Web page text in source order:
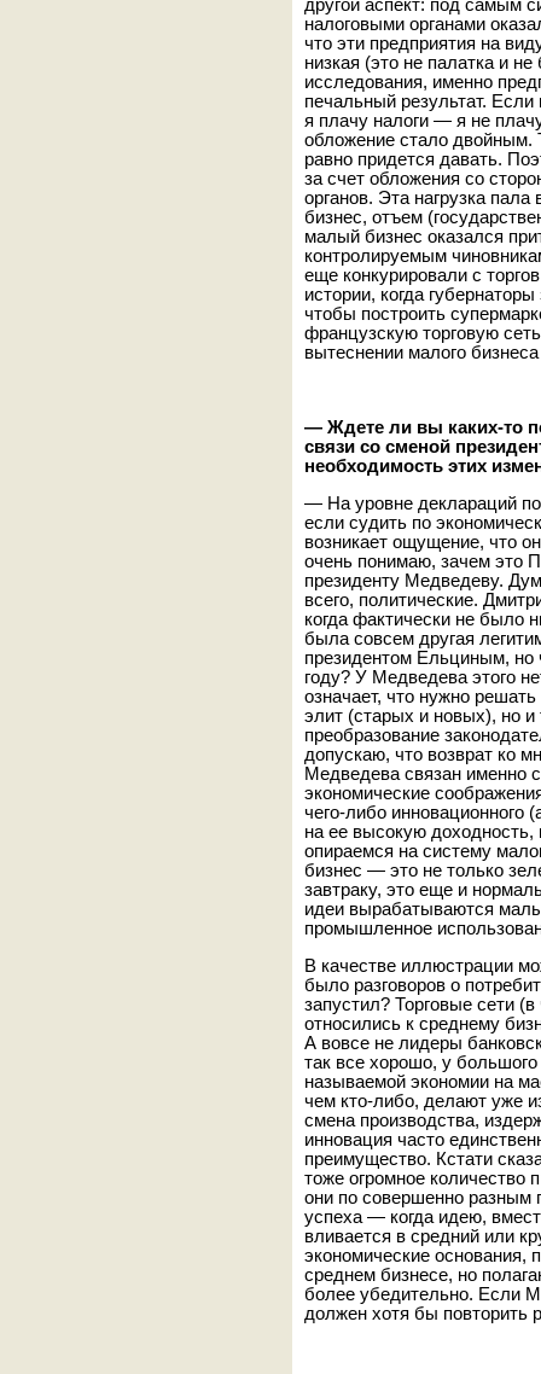
другой аспект: под самым
налоговыми органами
что эти предприятия на
низкая (это не палатка и
исследования, именно
печальный результат.
я плачу налоги — я не
обложение стало двойным.
равно придется давать.
за счет обложения со
органов. Эта нагрузка
бизнес, отъем
малый бизнес оказался
контролируемым
еще конкурировали с
истории, когда
чтобы построить
французскую торговую
вытеснении малого
— Ждете ли вы каких-то
связи со сменой
необходимость этих
— На уровне деклараций
если судить по
возникает ощущение, что
очень понимаю, зачем это
президенту Медведеву.
всего, политические.
когда фактически не было
была совсем другая
президентом Ельциным, но
году? У Медведева этого
означает, что нужно
элит (старых и новых), но и
преобразование
допускаю, что возврат ко
Медведева связан именно
экономические
чего-либо инновационного
на ее высокую
опираемся на систему
бизнес — это не только
завтраку, это еще и
идеи вырабатываются
промышленное
В качестве иллюстрации
было разговоров о
запустил? Торговые сети
относились к среднему
А вовсе не лидеры
так все хорошо, у
называемой экономии на
чем кто-либо, делают уже
смена производства,
инновация часто
преимущество. Кстати
тоже огромное количество
они по совершенно разным
успеха — когда идею,
вливается в средний или
экономические основания,
среднем бизнесе, но
более убедительно. Если
должен хотя бы повторить